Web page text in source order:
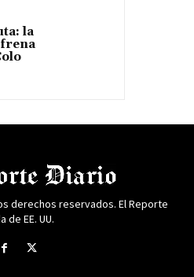
la
derechos reservados. El Reporte
EE. UU.